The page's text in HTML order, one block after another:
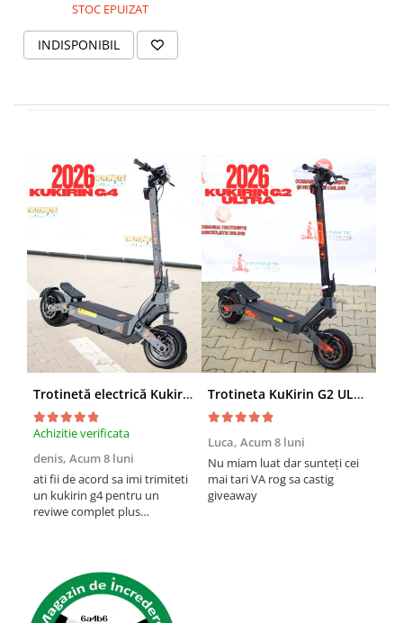
Rulmenți
Plăcuțe de frână
Etrieri
Cabluri de frână
Consumabile & Unelte
Conectori
Organizatoare cabluri
Unelte & truse
Adezivi & pastă termoconductoare
Tuburi termocontractabile
Șuruburi / kituri prindere
Publicitate & elemente expo
STOC EPUIZAT
INDISPONIBIL
Trotinetă electrică Kukirin G4 (2026) motor 2000 W, viteză maximă 70 km/h, baterie cu litiu 60 V 20 Ah, anvelope de 11 inchi
Achizitie verificata
denis, Acum 8 luni
ati fii de acord sa imi trimiteti
un kukirin g4 pentru un
reviwe complet plus
Trotineta KuKirin G2 ULTRA (2026), 2 Motoare, 48v 18ah, Viteza 55 km/h, 1.600w, NEGRU+PORTOCALIU
Luca, Acum 8 luni
Nu miam luat dar sunteți cei
mai tari VA rog sa castig
giveaway